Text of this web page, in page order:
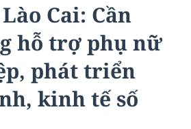
Cai: Cần
hỗ trợ phụ nữ
phát triển
kinh tế số